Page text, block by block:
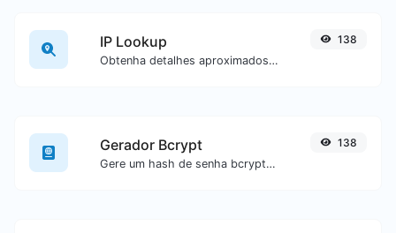
IP Lookup
Obtenha detalhes aproximados de IP.
138
Gerador Bcrypt
Gere um hash de senha bcrypt para qualquer entrada de texto.
138